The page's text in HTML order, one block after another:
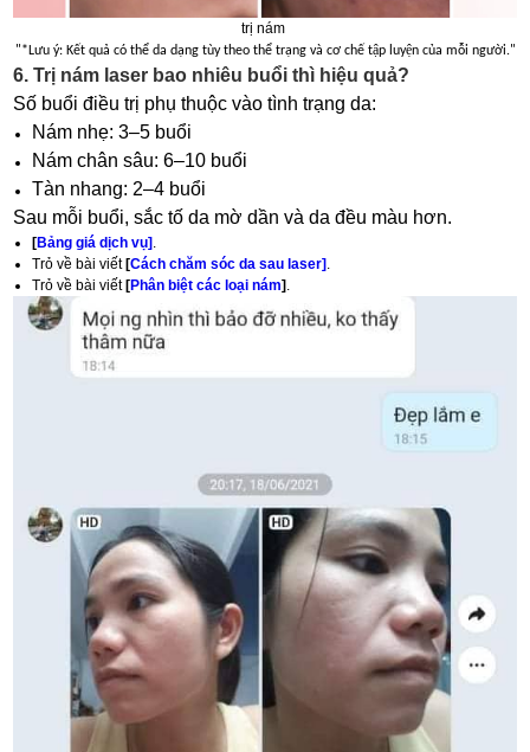
trị nám
"*Lưu ý: Kết quả có thể da dạng tùy theo thể trạng và cơ chế tập luyện của mỗi người."
6. Trị nám laser bao nhiêu buổi thì hiệu quả?
Số buổi điều trị phụ thuộc vào tình trạng da:
Nám nhẹ: 3–5 buổi
Nám chân sâu: 6–10 buổi
Tàn nhang: 2–4 buổi
Sau mỗi buổi, sắc tố da mờ dần và da đều màu hơn.
[Bảng giá dịch vụ]
Trỏ về bài viết[Cách chăm sóc da sau laser]
Trỏ về bài viết[Phân biệt các loại nám]